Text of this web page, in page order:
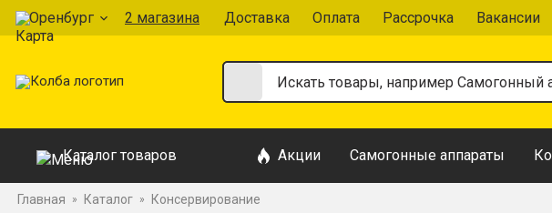
Оренбург 2 магазина Доставка Оплата Рассрочка Вакансии
Каталог товаров Акции Самогонные аппараты
Главная » Каталог » Консервирование